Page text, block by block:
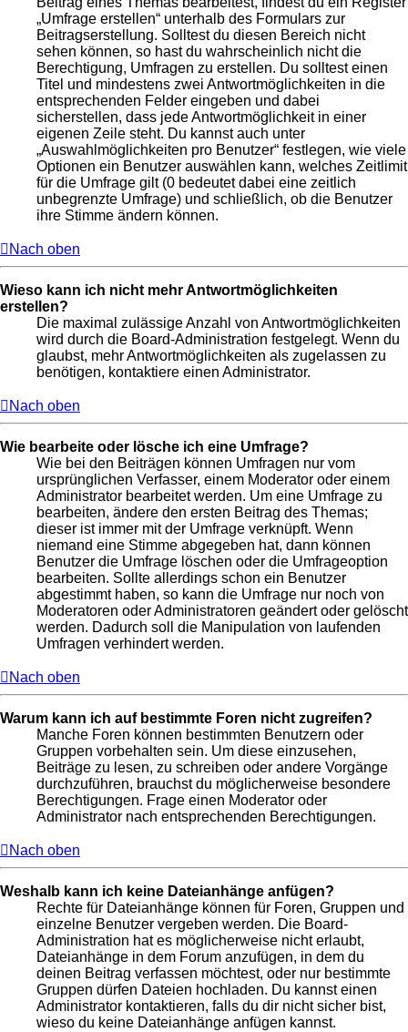
„Umfrage erstellen“ unterhalb des Formulars zur
Beitragserstellung. Solltest du diesen Bereich nicht
sehen können, so hast du wahrscheinlich nicht die
Berechtigung, Umfragen zu erstellen. Du solltest einen
Titel und mindestens zwei Antwortmöglichkeiten in die
entsprechenden Felder eingeben und dabei
sicherstellen, dass jede Antwortmöglichkeit in einer
eigenen Zeile steht. Du kannst auch unter
„Auswahlmöglichkeiten pro Benutzer“ festlegen, wie viele
Optionen ein Benutzer auswählen kann, welches Zeitlimit
für die Umfrage gilt (0 bedeutet dabei eine zeitlich
unbegrenzte Umfrage) und schließlich, ob die Benutzer
ihre Stimme ändern können.
Nach oben
Wieso kann ich nicht mehr Antwortmöglichkeiten
erstellen?
Die maximal zulässige Anzahl von Antwortmöglichkeiten
wird durch die Board-Administration festgelegt. Wenn du
glaubst, mehr Antwortmöglichkeiten als zugelassen zu
benötigen, kontaktiere einen Administrator.
Nach oben
Wie bearbeite oder lösche ich eine Umfrage?
Wie bei den Beiträgen können Umfragen nur vom
ursprünglichen Verfasser, einem Moderator oder einem
Administrator bearbeitet werden. Um eine Umfrage zu
bearbeiten, ändere den ersten Beitrag des Themas;
dieser ist immer mit der Umfrage verknüpft. Wenn
niemand eine Stimme abgegeben hat, dann können
Benutzer die Umfrage löschen oder die Umfrageoption
bearbeiten. Sollte allerdings schon ein Benutzer
abgestimmt haben, so kann die Umfrage nur noch von
Moderatoren oder Administratoren geändert oder gelöscht
werden. Dadurch soll die Manipulation von laufenden
Umfragen verhindert werden.
Nach oben
Warum kann ich auf bestimmte Foren nicht zugreifen?
Manche Foren können bestimmten Benutzern oder
Gruppen vorbehalten sein. Um diese einzusehen,
Beiträge zu lesen, zu schreiben oder andere Vorgänge
durchzuführen, brauchst du möglicherweise besondere
Berechtigungen. Frage einen Moderator oder
Administrator nach entsprechenden Berechtigungen.
Nach oben
Weshalb kann ich keine Dateianhänge anfügen?
Rechte für Dateianhänge können für Foren, Gruppen und
einzelne Benutzer vergeben werden. Die Board-
Administration hat es möglicherweise nicht erlaubt,
Dateianhänge in dem Forum anzufügen, in dem du
deinen Beitrag verfassen möchtest, oder nur bestimmte
Gruppen dürfen Dateien hochladen. Du kannst einen
Administrator kontaktieren, falls du dir nicht sicher bist,
wieso du keine Dateianhänge anfügen kannst.